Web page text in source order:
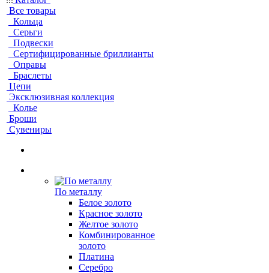
Все товары
Кольца
Серьги
Подвески
Сертифицированные бриллианты
Оправы
Браслеты
Цепи
Эксклюзивная коллекция
Колье
Броши
Сувениры
По металлу
Белое золото
Красное золото
Желтое золото
Комбинированное
золото
Платина
Серебро